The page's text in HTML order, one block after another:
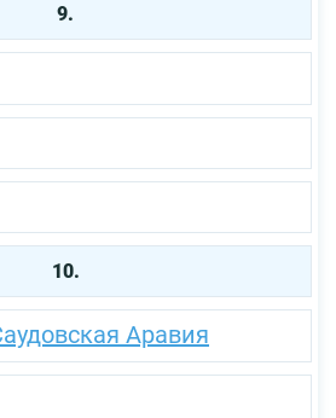
9.
10.
Аравия